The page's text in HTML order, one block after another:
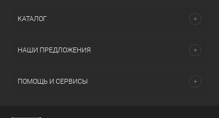
КАТАЛОГ
НАШИ ПРЕДЛОЖЕНИЯ
ПОМОЩЬ И СЕРВИСЫ